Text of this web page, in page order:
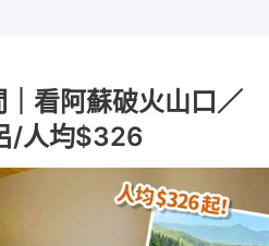
看阿蘇破火山口／
/人均$326